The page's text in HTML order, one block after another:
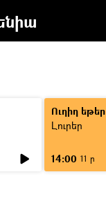
Ուղիղ եթեր
Լուրեր
14:00 11 ր